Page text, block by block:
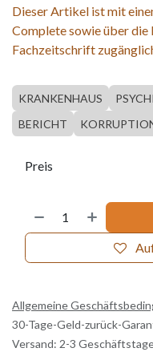
Dieser Artikel ist mit
Complete sowie über
Fachzeitschrift
KRANKENHAUS
BERICHT
Preis
Allgemeine
30-Tage-Geld-zurück-
Versand: 2-3